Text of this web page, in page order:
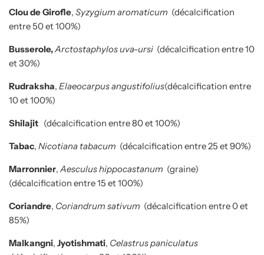
Clou de Girofle, Syzygium aromaticum (décalcification
entre 50 et 100%)
Busserole,Arctostaphylos uva-ursi (décalcification entre 10
et 30%)
Rudraksha, Elaeocarpus angustifolius(décalcification entre
10 et 100%)
Shilajit (décalcification entre 80 et 100%)
Tabac, Nicotiana tabacum (décalcification entre 25 et 90%)
Marronnier, Aesculus hippocastanum (graine)
(décalcification entre 15 et 100%)
Coriandre, Coriandrum sativum (décalcification entre 0 et
85%)
Malkangni, Jyotishmati, Celastrus paniculatus